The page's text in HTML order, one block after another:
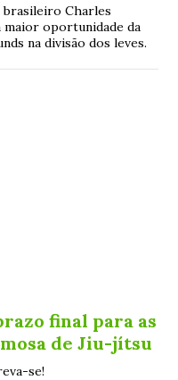
Charles
oportunidade da
na divisão dos leves.
final para as
de Jiu-jítsu
se!